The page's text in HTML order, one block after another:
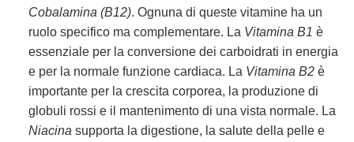
Cobalamina (B12). Ognuna di queste vitamine ha un
ruolo specifico ma complementare. La Vitamina B1 è
essenziale per la conversione dei carboidrati in energia
e per la normale funzione cardiaca. La Vitamina B2è
importante per la crescita corporea, la produzione di
globuli rossi e il mantenimento di una vista normale. La
Niacina supporta la digestione, la salute della pelle e